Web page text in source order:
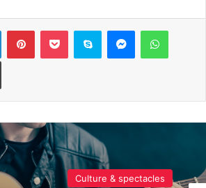
LinkedinPinterestPocket Skype Messenger
Imprimer
Culture & spectacles